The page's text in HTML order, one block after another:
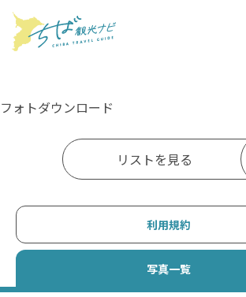
フォトダウンロード
リストを見る
利用規約
写真一覧